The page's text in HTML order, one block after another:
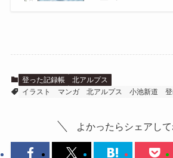
登った記録帳
北アルプス
イラスト
マンガ 北アルプス 小池新道
よかったらシェアして